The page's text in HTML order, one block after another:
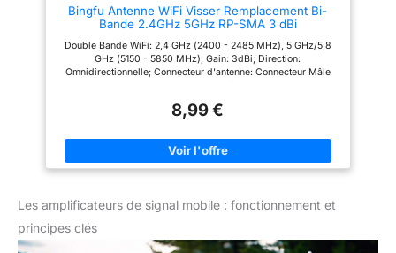
renforcement de la version
étanche] : boîtier résistant aux
certifié IP65, qui assure un
fonctionnement continu dans
des environnements extérieurs
large plage d'humidité et de
15KV ESD, 4KV protection contre
imperméable pour éviter
omnidirectionnelles amovibles
Bingfu Antenne WiFi Visser Remplacement Bi-
Bande 2.4GHz 5GHz RP-SMA 3 dBi
Double Bande WiFi: 2,4 GHz (2400 - 2485 MHz), 5 GHz/5,8
GHz (5150 - 5850 MHz); Gain: 3dBi; Direction:
Omnidirectionnelle; Connecteur d'antenne: Connecteur Mâle
de Réseau PCI Express PCIE Mini Sans Fil pour Bureau PC
DVR Vidéosurveillance Sans Fil; Caméra de Sauvegarde,
Caméra de Recul pour Remorque Camion RV Van; Modem
Passerelle IoT Routeur Industriel, Terminal M2M, Surveillance
Quadricoptère Course Drones FPV; Récepteur Audio Vidéo AV
8,99 €
Les amplificateurs de signal mobile : fonctionnement et
principes clés